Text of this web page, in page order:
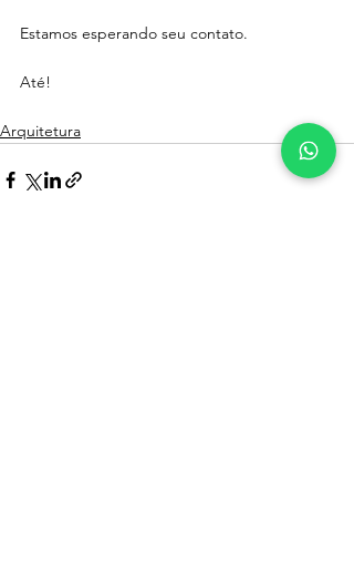
Estamos esperando seu contato.
Até!
Arquitetura